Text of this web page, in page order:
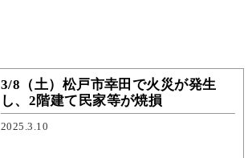
3/8（土）松戸市幸田で火災が発生
し、2階建て民家等が焼損
2025.3.10